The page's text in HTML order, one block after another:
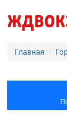
Главная